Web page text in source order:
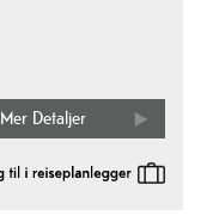
Mer Detaljer